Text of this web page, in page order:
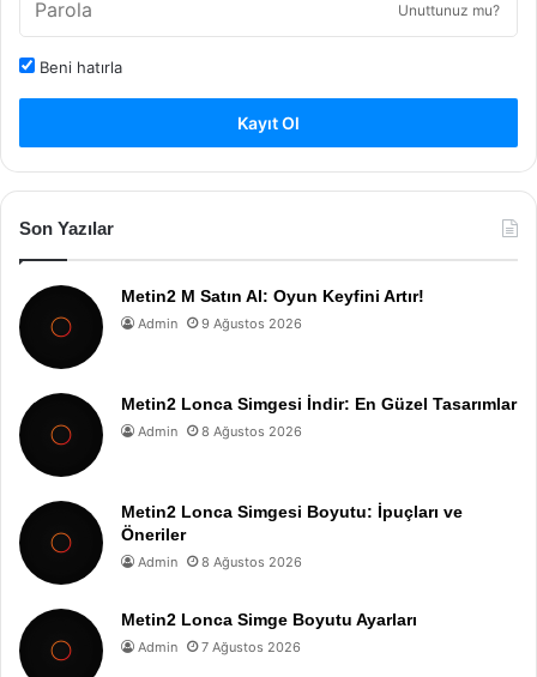
Unuttunuz mu?
Beni hatırla
Kayıt Ol
Son Yazılar
Metin2 M Satın Al: Oyun Keyfini Artır!
Admin 9 Ağustos 2026
Metin2 Lonca Simgesi İndir: En Güzel Tasarımlar
Admin 8 Ağustos 2026
Metin2 Lonca Simgesi Boyutu: İpuçları ve
Öneriler
Admin 8 Ağustos 2026
Metin2 Lonca Simge Boyutu Ayarları
Admin 7 Ağustos 2026